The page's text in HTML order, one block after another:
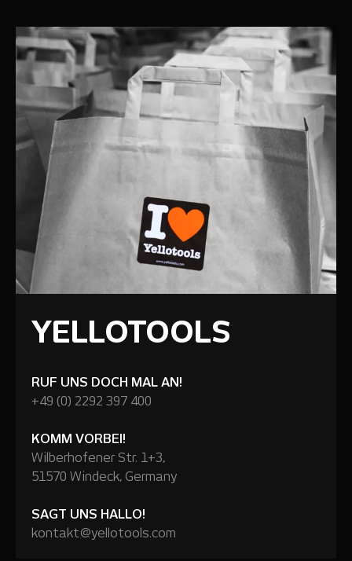
YELLOTOOLS
RUF UNS DOCH MAL AN!
+49 (0) 2292 397 400
KOMM VORBEI!
Wilberhofener Str. 1+3,
51570 Windeck, Germany
SAGT UNS HALLO!
kontakt@yellotools.com